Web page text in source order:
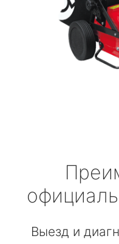
Выезд и